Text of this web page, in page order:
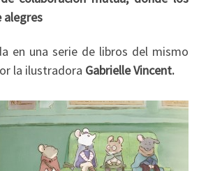
alegres
en una serie de libros del mismo
la ilustradora Gabrielle Vincent.